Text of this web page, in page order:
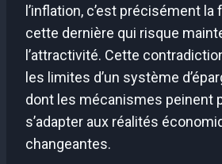
l’inflation, c’est précisément la
cette dernière qui risque
l’attractivité. Cette
les limites d’un système
dont les mécanismes peinent
s’adapter aux réalités
changeantes.